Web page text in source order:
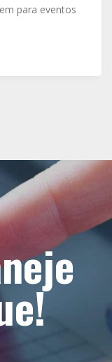
para eventos